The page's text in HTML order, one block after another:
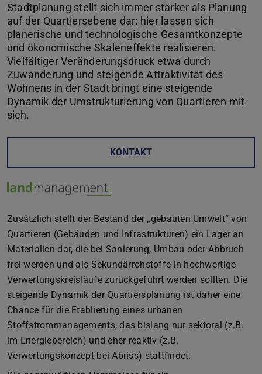
Stadtplanung stellt sich immer stärker als Planung
auf der Quartiersebene dar: hier lassen sich
planerische und technologische Gesamtkonzepte
und ökonomische Skaleneffekte realisieren.
Vielfältiger Veränderungsdruck etwa durch
Zuwanderung und steigende Attraktivität des
Wohnens in der Stadt bringt eine steigende
Dynamik der Umstrukturierung von Quartieren mit
sich.
KONTAKT
Zusätzlich stellt der Bestand der „gebauten Umwelt“ von
Quartieren (Gebäuden und Infrastrukturen) ein Lager an
Materialien dar, die bei Sanierung, Umbau oder Abbruch
frei werden und als Sekundärrohstoffe in hochwertige
Verwertungskreisläufe zurückgeführt werden sollten. Die
steigende Dynamik der Quartiersplanung ist daher eine
Chance für die Etablierung eines urbanen
Stoffstrommanagements, das bislang nur sektoral (z.B.
im Energiebereich) und eher reaktiv (z.B.
Verwertungskonzept bei Abriss) stattfindet.